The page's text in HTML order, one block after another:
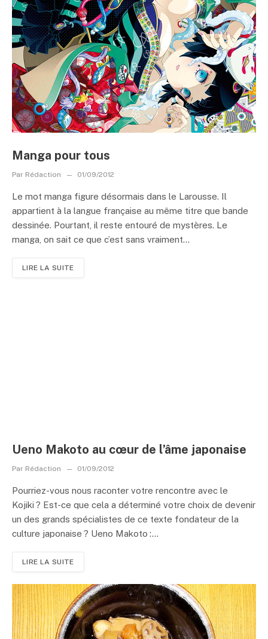
Manga pour tous
Par Rédaction 01/09/2012
Le mot manga figure désormais dans le Larousse. Il
appartient à la langue française au même titre que bande
dessinée. Pourtant, il reste entouré de mystères. Le
manga, on sait ce que c’est sans vraiment...
LIRE LA SUITE
Ueno Makoto au cœur de l’âme japonaise
Par Rédaction 01/09/2012
Pourriez-vous nous raconter votre rencontre avec le
Kojiki ? Est-ce que cela a déterminé votre choix de devenir
un des grands spécialistes de ce texte fondateur de la
culture japonaise ? Ueno Makoto :...
LIRE LA SUITE